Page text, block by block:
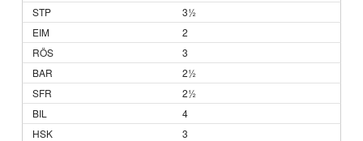
3½
2
3
2½
2½
4
3